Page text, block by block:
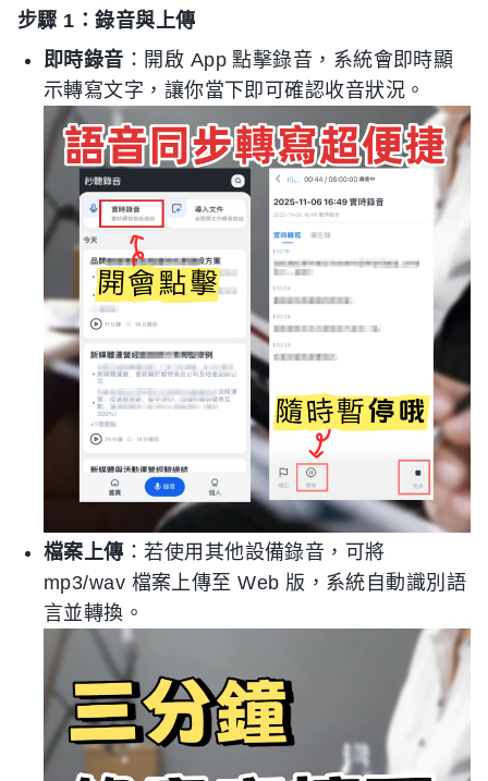
步驟 1：錄音與上傳
即時錄音 ：開啟 App 點擊錄音，系統會即時顯
示轉寫文字，讓你當下即可確認收音狀況。
檔案上傳 ：若使用其他設備錄音，可將
mp3/wav 檔案上傳至 Web 版，系統自動識別語
言並轉換。